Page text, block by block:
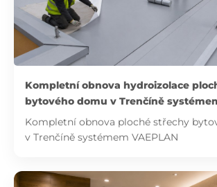
Kompletní obnova hydroizolace
bytového domu v Trenčíně
Kompletní obnova ploché střechy
v Trenčíně systémem VAEPLAN